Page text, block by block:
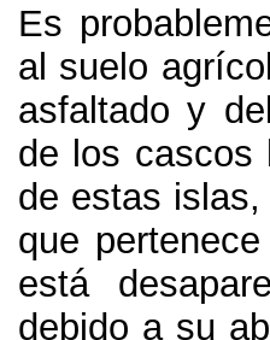
Es
al suelo
asfaltado y
de los cascos
de estas islas,
que
está
debido a su